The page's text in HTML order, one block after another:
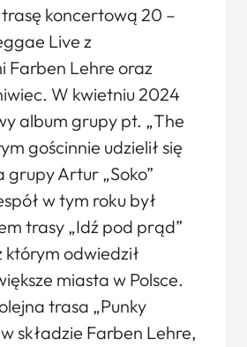
koncertową 20 –
Live z
Farben Lehre oraz
W kwietniu 2024
album grupy pt. „The
gościnnie udzielił się
grupy Artur „Soko”
w tym roku był
trasy „Idź pod prąd”
którym odwiedził
miasta w Polsce.
trasa „Punky
składzie Farben Lehre,